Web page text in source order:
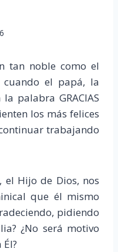
tan noble como el
el papá, la
palabra GRACIAS
los más felices
trabajando
el Hijo de Dios, nos
que él mismo
pidiendo
¿No será motivo